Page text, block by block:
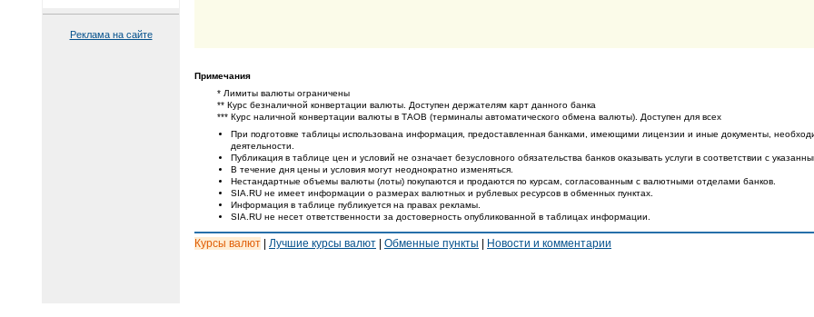
Реклама на сайте
Примечания
* Лимиты валюты ограничены
** Курс безналичной конвертации валюты. Доступен держателям карт данного банка
*** Курс наличной конвертации валюты в ТАОВ (терминалы автоматического обмена валюты). Доступен для всех
При подготовке таблицы использована информация, предоставленная банками, имеющими лицензии и иные документы,
деятельности.
Публикация в таблице цен и условий не означает безусловного обязательства банков оказывать услуги в соответствии с
В течение дня цены и условия могут неоднократно изменяться.
Нестандартные объемы валюты (лоты) покупаются и продаются по курсам, согласованным с валютными отделами банков.
SIA.RU не имеет информации о размерах валютных и рублевых ресурсов в обменных пунктах.
Информация в таблице публикуется на правах рекламы.
SIA.RU не несет ответственности за достоверность опубликованной в таблицах информации.
Курсы валют Лучшие курсы валют Обменные пункты Новости и комментарии